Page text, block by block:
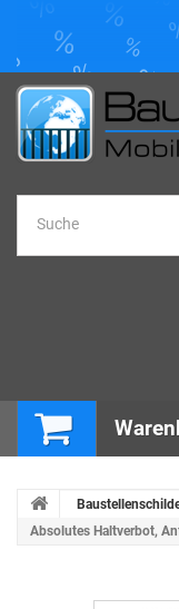
Absolutes Haltverbot,